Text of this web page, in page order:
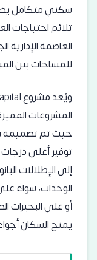
سكني متكامل
تلائم احتياجات
العاصمة
للمساحات بين
المشروعات
حيث تم تصميمه
توفير أعلى درجات
إلى الإطلالات
الوحدات، سواء
أو على البحيرات
يمنح السكان